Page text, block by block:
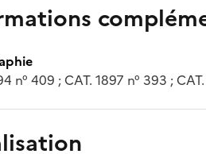
n° 409 ; CAT. 1897 n° 393 ;